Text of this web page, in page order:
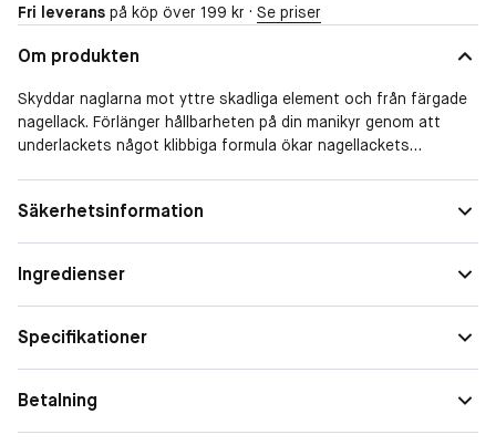
Fri leverans på köp över 199 kr · Se priser
Om produkten
Skyddar naglarna mot yttre skadliga element och från färgade
nagellack. Förlänger hållbarheten på din manikyr genom att
underlackets något klibbiga formula ökar nagellackets
Säkerhetsinformation
Ingredienser
Specifikationer
Betalning